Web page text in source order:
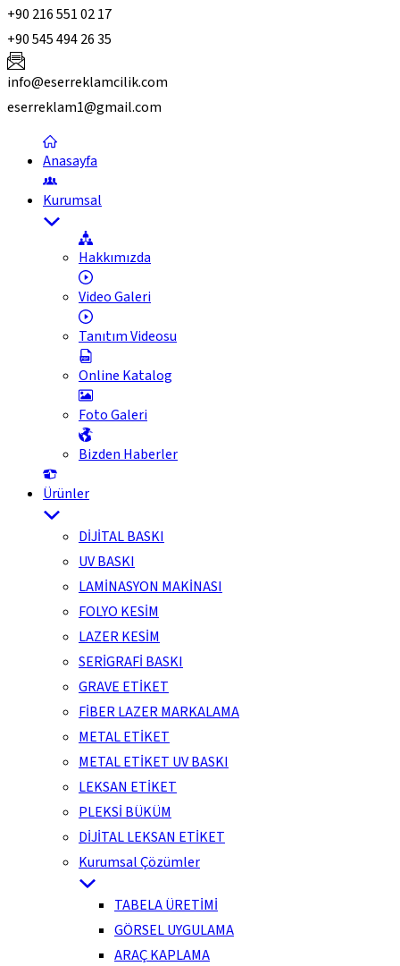
+90 216 551 02 17
+90 545 494 26 35
info@eserreklamcilik.com
eserreklam1@gmail.com
Anasayfa
Kurumsal
Hakkımızda
Video Galeri
Tanıtım Videosu
Online Katalog
Foto Galeri
Bizden Haberler
Ürünler
DİJİTAL BASKI
UV BASKI
LAMİNASYON MAKİNASI
FOLYO KESİM
LAZER KESİM
SERİGRAFİ BASKI
GRAVE ETİKET
FİBER LAZER MARKALAMA
METAL ETİKET
METAL ETİKET UV BASKI
LEKSAN ETİKET
PLEKSİ BÜKÜM
DİJİTAL LEKSAN ETİKET
Kurumsal Çözümler
TABELA ÜRETİMİ
GÖRSEL UYGULAMA
ARAÇ KAPLAMA